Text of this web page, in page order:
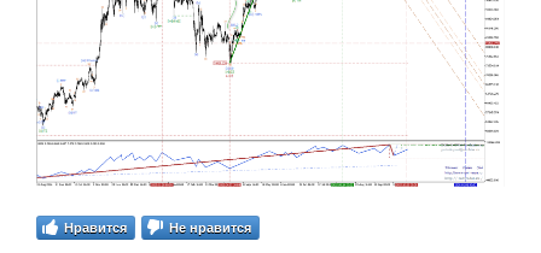
Нравится Не нравится